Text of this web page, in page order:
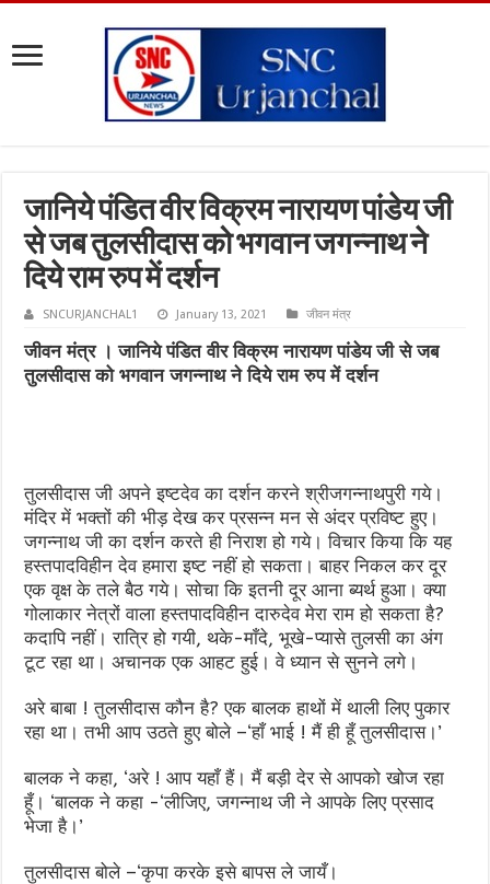
जानिये पंडित वीर विक्रम नारायण पांडेय जी
से जब तुलसीदास को भगवान जगन्नाथ ने
दिये राम रुप में दर्शन
SNCURJANCHAL1 January 13, 2021 जीवन मंत्र
जीवन मंत्र । जानिये पंडित वीर विक्रम नारायण पांडेय जी से जब
तुलसीदास को भगवान जगन्नाथ ने दिये राम रुप में दर्शन
तुलसीदास जी अपने इष्टदेव का दर्शन करने श्रीजगन्नाथपुरी गये।
मंदिर में भक्तों की भीड़ देख कर प्रसन्न मन से अंदर प्रविष्ट हुए।
जगन्नाथ जी का दर्शन करते ही निराश हो गये। विचार किया कि यह
हस्तपादविहीन देव हमारा इष्ट नहीं हो सकता। बाहर निकल कर दूर
एक वृक्ष के तले बैठ गये। सोचा कि इतनी दूर आना ब्यर्थ हुआ। क्या
गोलाकार नेत्रों वाला हस्तपादविहीन दारुदेव मेरा राम हो सकता है?
कदापि नहीं। रात्रि हो गयी, थके-माँदे, भूखे-प्यासे तुलसी का अंग
टूट रहा था। अचानक एक आहट हुई। वे ध्यान से सुनने लगे।
अरे बाबा ! तुलसीदास कौन है? एक बालक हाथों में थाली लिए पुकार
रहा था। तभी आप उठते हुए बोले –‘हाँ भाई ! मैं ही हूँ तुलसीदास।’
बालक ने कहा, ‘अरे ! आप यहाँ हैं। मैं बड़ी देर से आपको खोज रहा
हूँ। ‘बालक ने कहा -‘लीजिए, जगन्नाथ जी ने आपके लिए प्रसाद
भेजा है।’
तुलसीदास बोले –‘कृपा करके इसे बापस ले जायँ।